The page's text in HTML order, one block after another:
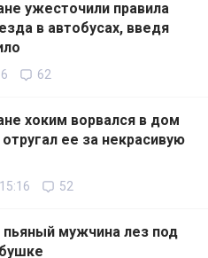
ужесточили правила
в автобусах, введя
62
хоким ворвался в дом
ее за некрасивую
52
пьяный мужчина лез под